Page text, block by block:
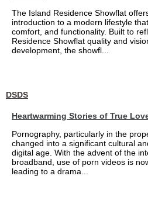
The Island Residence Showflat
introduction to a modern lifestyle
comfort, and functionality. Built to
Residence Showflat quality and
development, the showfl...
DSDS
Heartwarming Stories of True
Pornography, particularly in the
changed into a significant cultural
digital age. With the advent of the
broadband, use of porn videos is
leading to a drama...